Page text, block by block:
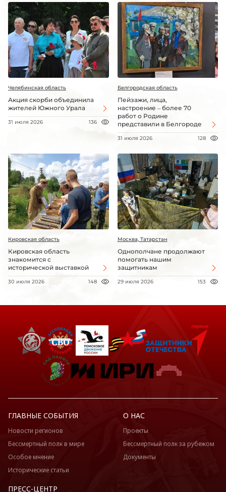
Челябинская область
Акция скорби объединила
жителей Южного Урала
31 июля 2026 136
Белгородская область
Пейзажи, лица,
настроение – более 70
работ о Родине
представили в Белгороде
31 июля 2026 128
Кировская область
Кировская область
знакомится с
исторической выставкой
30 июля 2026 148
Москва, Татарстан
Однополчане продолжают
помогать нашим
защитникам
29 июля 2026 153
ГЛАВНЫЕ СОБЫТИЯ
Новости регионов
Бессмертный полк в мире
Особое мнение
Исторические статьи
О НАС
Проекты
Бессмертный полк за рубежом
Документы
ПРЕСС-ЦЕНТР